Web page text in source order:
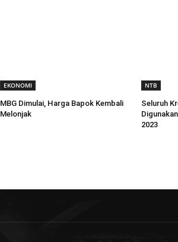
EKONOMI
MBG Dimulai, Harga Bapok Kembali
Melonjak
NTB
Seluruh
2023